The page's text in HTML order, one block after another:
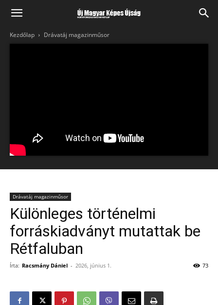
Kezdőlap Drávatáj magazinműsor
Drávatáj magazinműsor
Különleges történelmi
forráskiadványt mutattak be
Rétfaluban
Írta: Racsmány Dániel - 2026, június 1. 73